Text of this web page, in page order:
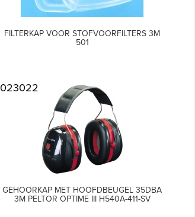
FILTERKAP VOOR STOFVOORFILTERS 3M
501
023022
GEHOORKAP MET HOOFDBEUGEL 35DBA
3M PELTOR OPTIME III H540A-411-SV